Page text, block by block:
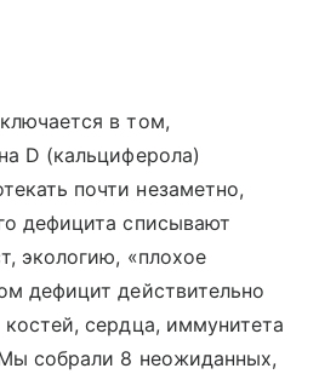
в том,
D (кальциферола)
почти незаметно,
дефицита списывают
экологию, «плохое
дефицит действительно
сердца, иммунитета
собрали 8 неожиданных,